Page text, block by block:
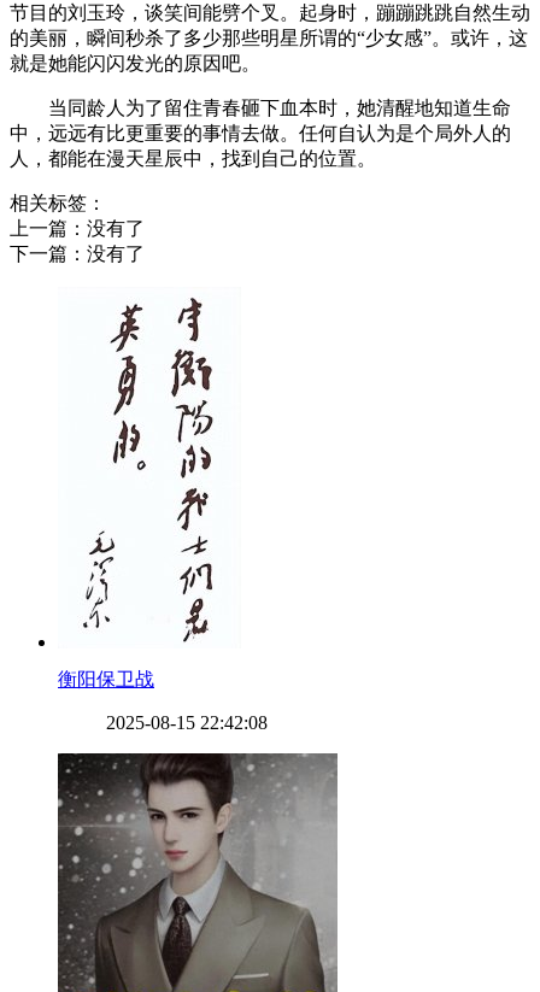
节目的刘玉玲，谈笑间能劈个叉。起身时，蹦蹦跳跳自然生动
的美丽，瞬间秒杀了多少那些明星所谓的“少女感”。或许，这
就是她能闪闪发光的原因吧。
当同龄人为了留住青春砸下血本时，她清醒地知道生命
中，远远有比更重要的事情去做。任何自认为是个局外人的
人，都能在漫天星辰中，找到自己的位置。
相关标签：
上一篇：没有了
下一篇：没有了
​衡阳保卫战
2025-08-15 22:42:08